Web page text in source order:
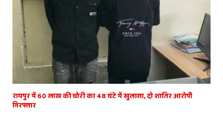
रायपुर में 60 लाख की चोरी का 48 घंटे में खुलासा, दो शातिर आरोपी
गिरफ्तार